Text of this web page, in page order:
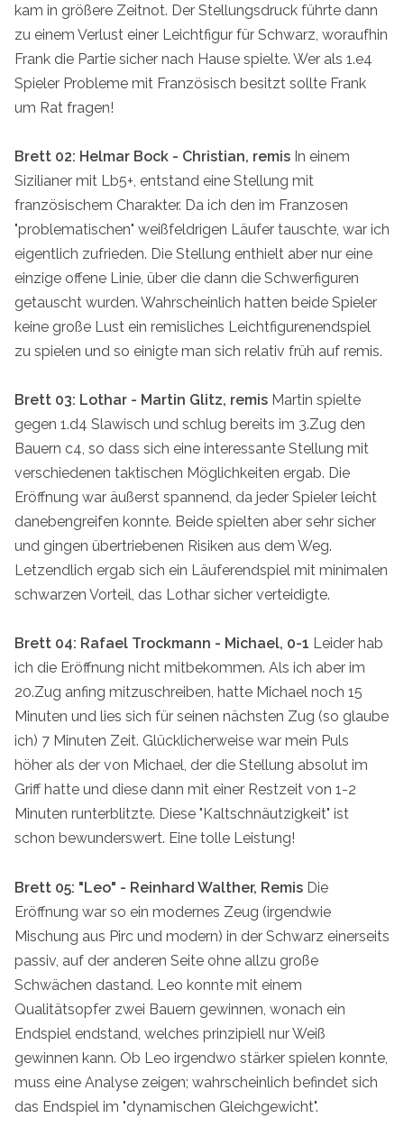
kam in größere Zeitnot. Der Stellungsdruck führte dann
zu einem Verlust einer Leichtfigur für Schwarz, woraufhin
Frank die Partie sicher nach Hause spielte. Wer als 1.e4
Spieler Probleme mit Französisch besitzt sollte Frank
um Rat fragen!
Brett 02: Helmar Bock - Christian, remis In einem
Sizilianer mit Lb5+, entstand eine Stellung mit
französischem Charakter. Da ich den im Franzosen
"problematischen" weißfeldrigen Läufer tauschte, war ich
eigentlich zufrieden. Die Stellung enthielt aber nur eine
einzige offene Linie, über die dann die Schwerfiguren
getauscht wurden. Wahrscheinlich hatten beide Spieler
keine große Lust ein remisliches Leichtfigurenendspiel
zu spielen und so einigte man sich relativ früh auf remis.
Brett 03: Lothar - Martin Glitz, remis Martin spielte
gegen 1.d4 Slawisch und schlug bereits im 3.Zug den
Bauern c4, so dass sich eine interessante Stellung mit
verschiedenen taktischen Möglichkeiten ergab. Die
Eröffnung war äußerst spannend, da jeder Spieler leicht
danebengreifen konnte. Beide spielten aber sehr sicher
und gingen übertriebenen Risiken aus dem Weg.
Letzendlich ergab sich ein Läuferendspiel mit minimalen
schwarzen Vorteil, das Lothar sicher verteidigte.
Brett 04: Rafael Trockmann - Michael, 0-1 Leider hab
ich die Eröffnung nicht mitbekommen. Als ich aber im
20.Zug anfing mitzuschreiben, hatte Michael noch 15
Minuten und lies sich für seinen nächsten Zug (so glaube
ich) 7 Minuten Zeit. Glücklicherweise war mein Puls
höher als der von Michael, der die Stellung absolut im
Griff hatte und diese dann mit einer Restzeit von 1-2
Minuten runterblitzte. Diese "Kaltschnäutzigkeit" ist
schon bewunderswert. Eine tolle Leistung!
Brett 05: "Leo" - Reinhard Walther, Remis Die
Eröffnung war so ein modernes Zeug (irgendwie
Mischung aus Pirc und modern) in der Schwarz einerseits
passiv, auf der anderen Seite ohne allzu große
Schwächen dastand. Leo konnte mit einem
Qualitätsopfer zwei Bauern gewinnen, wonach ein
Endspiel endstand, welches prinzipiell nur Weiß
gewinnen kann. Ob Leo irgendwo stärker spielen konnte,
muss eine Analyse zeigen; wahrscheinlich befindet sich
das Endspiel im "dynamischen Gleichgewicht".